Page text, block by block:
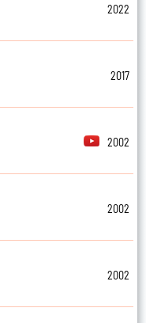
2022
2017
2002
2002
2002